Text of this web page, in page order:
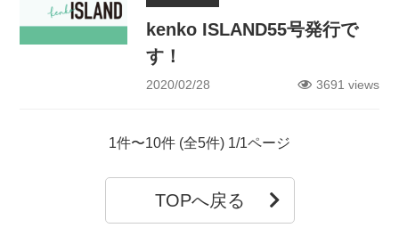
kenko ISLAND55号発行で
す！
2020/02/28 3691 views
1件〜10件 (全5件) 1/1ページ
TOPへ戻る